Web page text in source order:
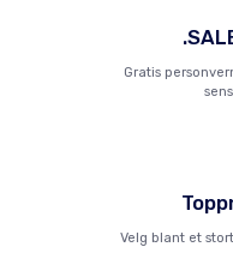
Gratis
Velg blant et